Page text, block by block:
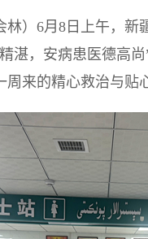
林）6月8日上午，
湛，安病患医德高
周来的精心救治与贴